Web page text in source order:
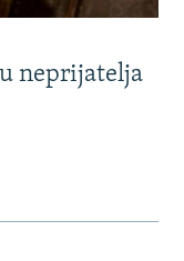
neprijatelja